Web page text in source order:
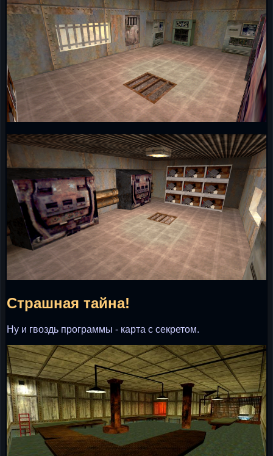
Страшная тайна!
Ну и гвоздь программы - карта с секретом.